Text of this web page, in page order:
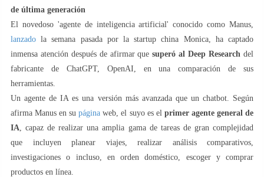
de última generación
El novedoso 'agente de inteligencia artificial' conocido como Manus,
lanzado la semana pasada por la startup china Monica, ha captado
inmensa atención después de afirmar quesuperó al Deep Research del
fabricante de ChatGPT, OpenAI, en una comparación de sus
herramientas.
Un agente de IA es una versión más avanzada que un chatbot. Según
afirma Manus en supágina web, el suyo es el primer agente general de
IA , capaz de realizar una amplia gama de tareas de gran complejidad
que incluyen planear viajes, realizar análisis comparativos,
investigaciones o incluso, en orden doméstico, escoger y comprar
productos en línea.